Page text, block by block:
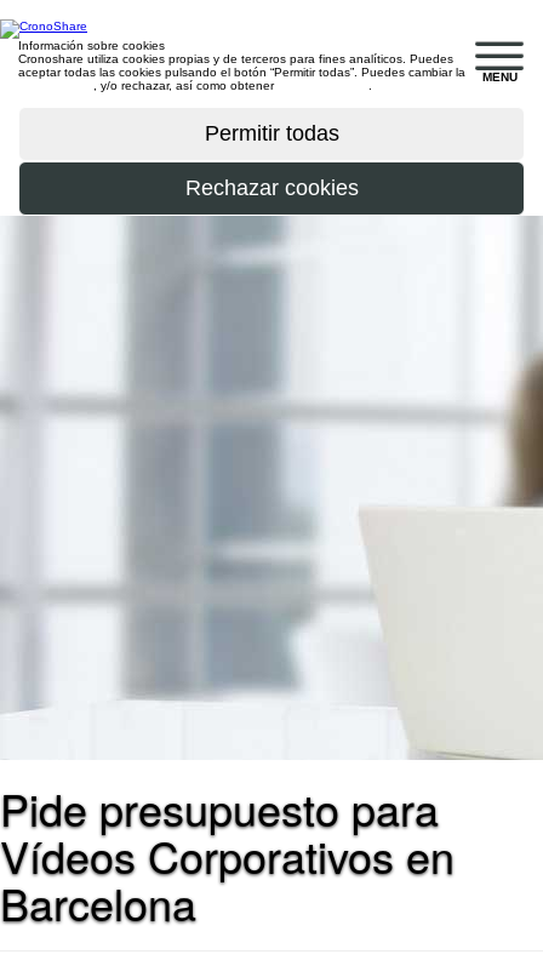
MENU
Información sobre cookies
Cronoshare utiliza cookies propias y de terceros para fines analíticos. Puedes
aceptar todas las cookies pulsando el botón “Permitir todas”. Puedes cambiar la
, y/o rechazar, así como obtener
Pide presupuesto para
Vídeos Corporativos en
Barcelona